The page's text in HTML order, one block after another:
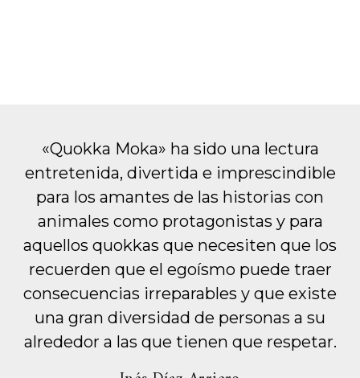
«Quokka Moka» ha sido una lectura
entretenida, divertida e imprescindible
para los amantes de las historias con
animales como protagonistas y para
aquellos quokkas que necesiten que los
recuerden que el egoísmo puede traer
consecuencias irreparables y que existe
una gran diversidad de personas a su
alrededor a las que tienen que respetar.